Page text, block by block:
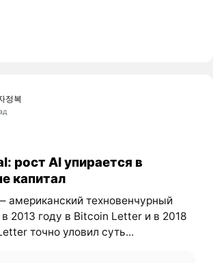
정복
рост AI упирается в
капитал
американский техновенчурный
2013 году в Bitcoin Letter и в 2018
точно уловил суть...